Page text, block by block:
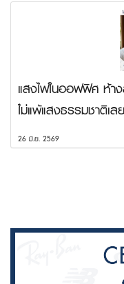
แสงไฟในออฟฟิศ ห้า
ไม่แพ้แสงธรรมชาติเลย
26 มิ.ย. 2569